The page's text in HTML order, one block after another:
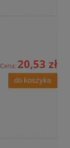
Cena: 20,53 zł
do koszyka